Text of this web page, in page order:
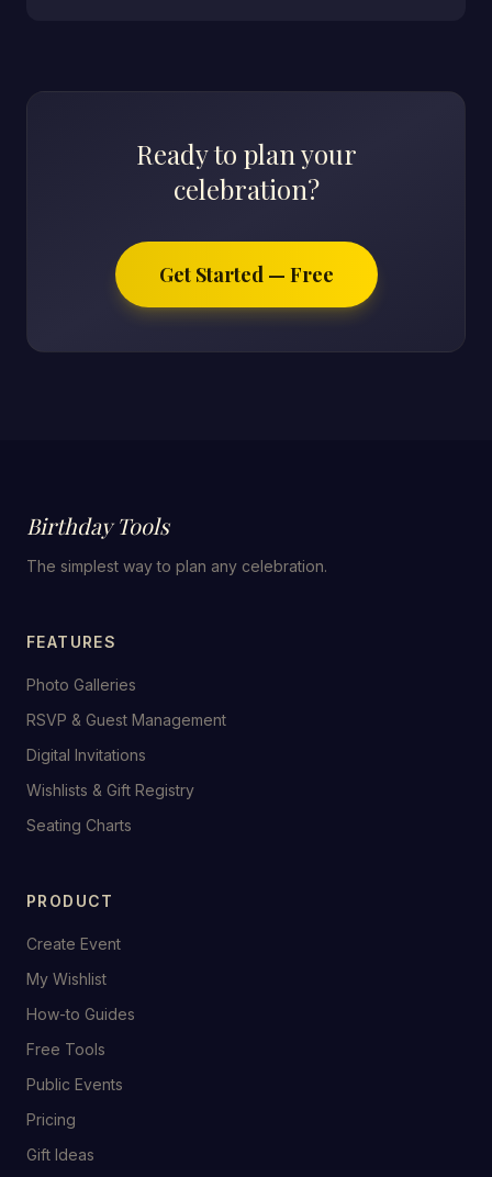
Ready to plan your
celebration?
Get Started — Free
Birthday Tools
The simplest way to plan any celebration.
FEATURES
Photo Galleries
RSVP & Guest Management
Digital Invitations
Wishlists & Gift Registry
Seating Charts
PRODUCT
Create Event
My Wishlist
How-to Guides
Free Tools
Public Events
Pricing
Gift Ideas